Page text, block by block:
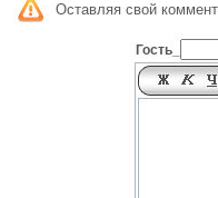
Оставляя свой
Гость_